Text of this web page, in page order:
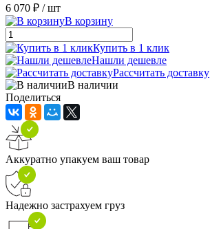
6 070 ₽ / шт
В корзину
Купить в 1 клик
Нашли дешевле
Рассчитать доставку
В наличии
Поделиться
Аккуратно упакуем ваш товар
Надежно застрахуем груз